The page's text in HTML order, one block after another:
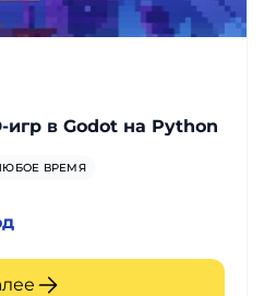
игр в Godot на Python
ВРЕМЯ